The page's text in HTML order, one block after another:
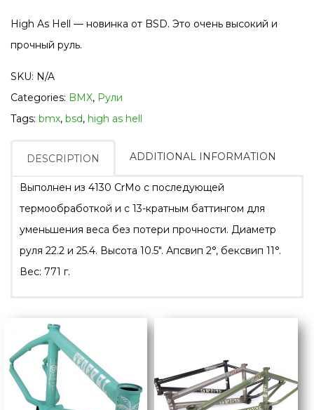
High As Hell — новинка от BSD. Это очень высокий и
прочный руль.
SKU: N/A
Categories: BMX, Рули
Tags: bmx, bsd, high as hell
DESCRIPTION ADDITIONAL INFORMATION
Выполнен из 4130 CrMo с последующей
термообработкой и c 13-кратным баттингом для
уменьшения веса без потери прочности. Диаметр
руля 22.2 и 25.4. Высота 10.5″. Апсвип 2°, бексвип 11°.
Вес: 771 г.